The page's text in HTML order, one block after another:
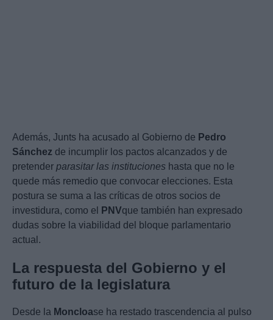
Además, Junts ha acusado al Gobierno de Pedro
Sánchez de incumplir los pactos alcanzados y de
pretender parasitar las instituciones hasta que no le
quede más remedio que convocar elecciones. Esta
postura se suma a las críticas de otros socios de
investidura, como el
PNVque también han expresado
dudas sobre la viabilidad del bloque parlamentario
actual.
La respuesta del Gobierno y el
futuro de la legislatura
Desde la Moncloase ha restado trascendencia al pulso